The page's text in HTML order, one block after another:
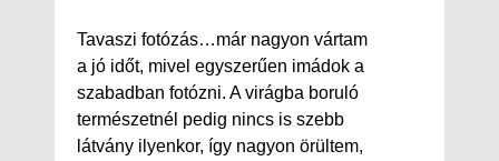
Tavaszi fotózás…már nagyon vártam
a jó időt, mivel egyszerűen imádok a
szabadban fotózni. A virágba boruló
természetnél pedig nincs is szebb
látvány ilyenkor, így nagyon örültem,